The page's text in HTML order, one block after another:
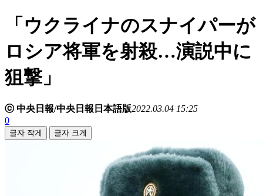
「ウクライナのスナイパーが
ロシア将軍を射殺…演説中に
狙撃」
ⓒ 中央日報/中央日報日本語版2022.03.04 15:25
0
글자 작게 글자 크게